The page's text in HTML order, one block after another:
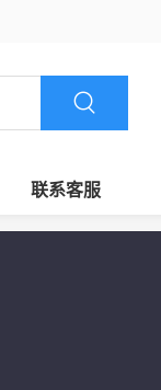
联系客服